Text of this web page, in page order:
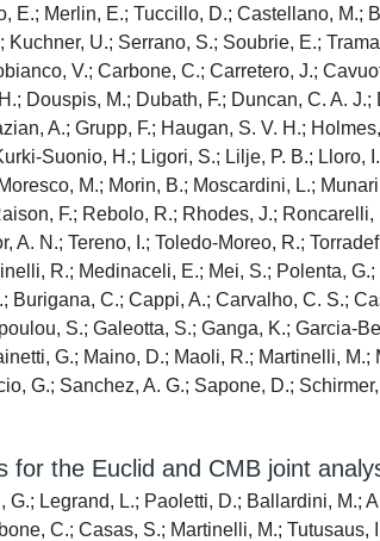
E.; Merlin, E.; Tuccillo, D.; Castellano, M.;
U.; Serrano, S.; Soubrie, E.;
V.; Carbone, C.; Carretero, J.;
Douspis, M.; Dubath, F.; Duncan, C. A.
A.; Grupp, F.; Haugan, S. V. H.;
Suonio, H.; Ligori, S.; Lilje, P. B.; Lloro,
M.; Morin, B.; Moscardini, L.;
F.; Rebolo, R.; Rhodes, J.;
N.; Tereno, I.; Toledo-Moreo, R.;
R.; Medinaceli, E.; Mei, S.; Polenta,
C.; Cappi, A.; Carvalho, C. S.;
S.; Galeotta, S.; Ganga, K.; Garcia-
G.; Maino, D.; Maoli, R.; Martinelli,
G.; Sanchez, A. G.; Sapone, D.;
for the Euclid and CMB joint
Legrand, L.; Paoletti, D.; Ballardini, M.;
C.; Casas, S.; Martinelli, M.; Tutusaus,